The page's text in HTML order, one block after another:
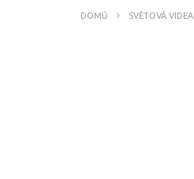
DOMŮ SVĚTOVÁ VIDEA